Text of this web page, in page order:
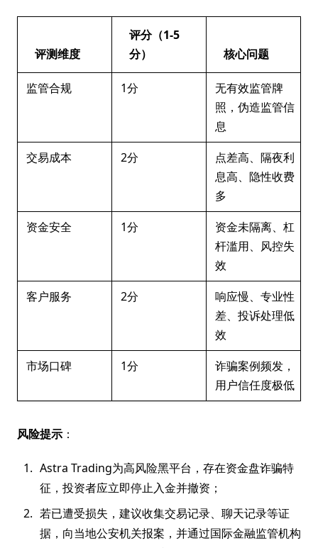
评测维度
评分（1-5
分）
核心问题
监管合规 1分
无有效监管牌
照，伪造监管信
息
交易成本
2分
点差高、隔夜利
息高、隐性收费
多
资金安全
1分
资金未隔离、杠
杆滥用、风控失
效
客户服务
2分
响应慢、专业性
差、投诉处理低
效
市场口碑
1分
诈骗案例频发，
用户信任度极低
风险提示 ：
Astra Trading为高风险黑平台，存在资金盘诈骗特
征，投资者应立即停止入金并撤资；
若已遭受损失，建议收集交易记录、聊天记录等证
据，向当地公安机关报案，并通过国际金融监管机构